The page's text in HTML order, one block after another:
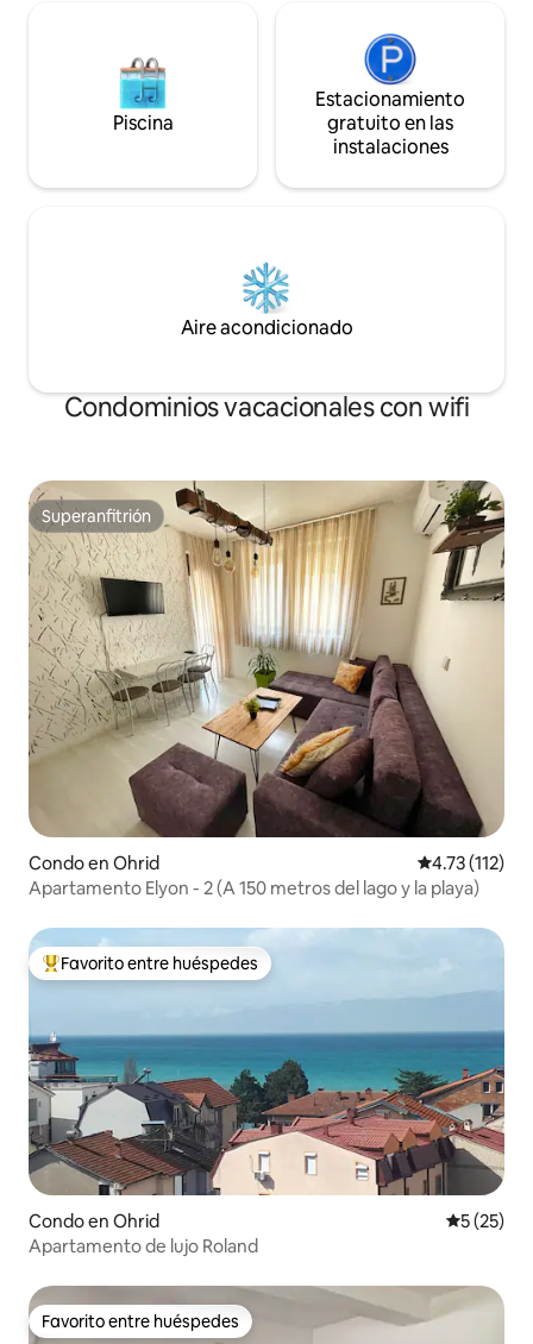
Piscina
Estacionamiento
gratuito en las
instalaciones
Aire acondicionado
Condominios vacacionales con wifi
Superanfitrión
Superanfitrión
Condo en Ohrid Calificación
4.73 (112)
Apartamento Elyon - 2 (A 150 metros del lago y la playa)
Favorito entre huéspedes preferido
Favorito entre huéspedes
Condo en Ohrid
5 (25)
Apartamento de lujo Roland
Favorito entre huéspedes
Favorito entre huéspedes